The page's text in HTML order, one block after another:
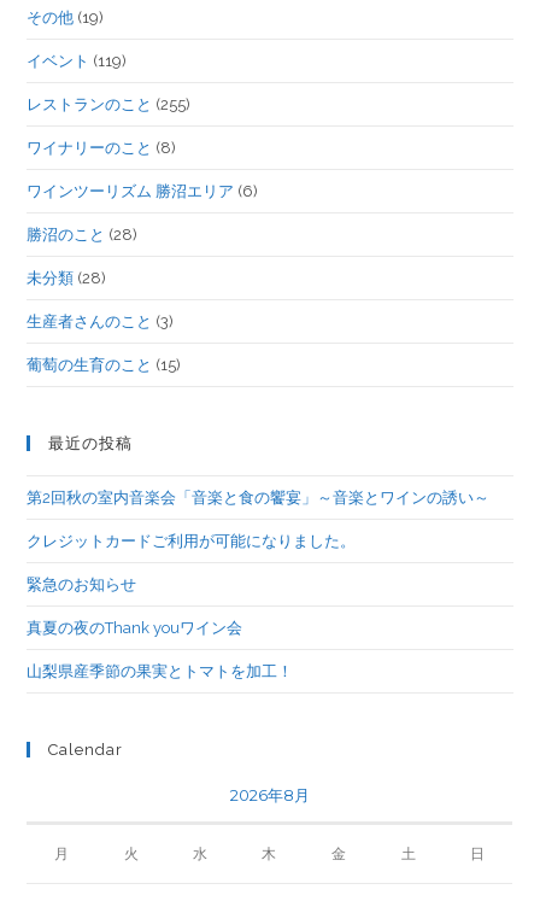
その他 (19)
イベント (119)
レストランのこと (255)
ワイナリーのこと (8)
ワインツーリズム 勝沼エリア (6)
勝沼のこと (28)
未分類 (28)
生産者さんのこと (3)
葡萄の生育のこと (15)
最近の投稿
第2回秋の室内音楽会「音楽と食の饗宴」～音楽とワインの誘い～
クレジットカードご利用が可能になりました。
緊急のお知らせ
真夏の夜のThank youワイン会
山梨県産季節の果実とトマトを加工！
Calendar
2026年8月
月 火 水 木 金 土 日